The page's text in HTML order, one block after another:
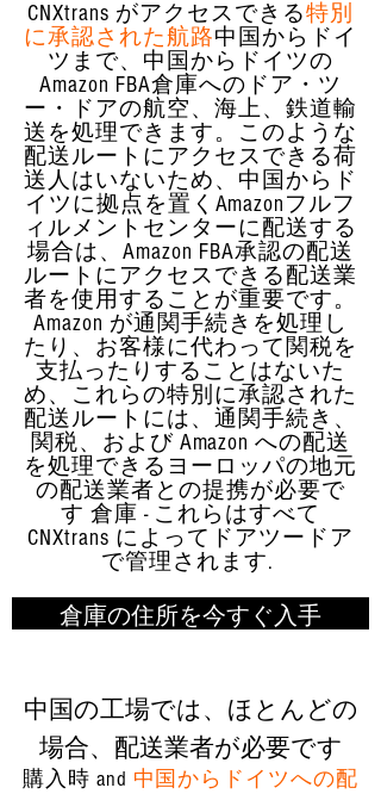
CNXtrans がアクセスできる特別
に承認された航路中国からドイ
ツまで、中国からドイツの
Amazon FBA倉庫へのドア・ツ
ー・ドアの航空、海上、鉄道輸
送を処理できます。このような
配送ルートにアクセスできる荷
送人はいないため、中国からド
イツに拠点を置くAmazonフルフ
ィルメントセンターに配送する
場合は、Amazon FBA承認の配送
ルートにアクセスできる配送業
者を使用することが重要です。
Amazon が通関手続きを処理し
たり、お客様に代わって関税を
支払ったりすることはないた
め、これらの特別に承認された
配送ルートには、通関手続き、
関税、および Amazon への配送
を処理できるヨーロッパの地元
の配送業者との提携が必要で
す 倉庫 - これらはすべて
CNXtrans によってドアツードア
で管理されます.
倉庫の住所を今すぐ入手
中国の工場では、ほとんどの
場合、配送業者が必要です
購入時 and 中国からドイツへの配